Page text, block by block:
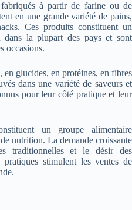
à partir de farine ou de
en une grande variété de pains,
Ces produits constituent un
dans la plupart des pays et sont
occasions.
en glucides, en protéines, en fibres
dans une variété de saveurs et
pour leur côté pratique et leur
un groupe alimentaire
nutrition. La demande croissante
traditionnelles et le désir des
pratiques stimulent les ventes de